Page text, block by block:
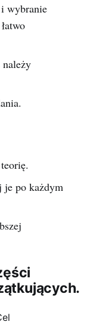
wybranie
po każdym